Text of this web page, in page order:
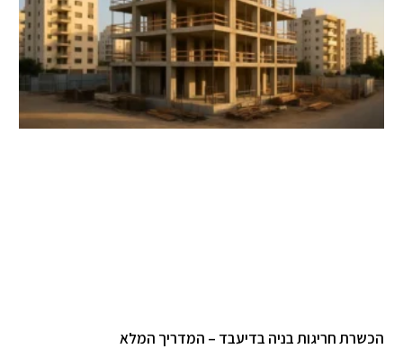
הכשרת חריגות בניה בדיעבד – המדריך המלא